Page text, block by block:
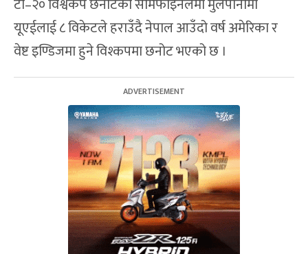
टी–२० विश्वकप छनोटको सेमिफाइनलमा मुलपानीमा
यूएईलाई ८ विकेटले हराउँदै नेपाल आउँदो वर्ष अमेरिका र
वेष्ट इण्डिजमा हुने विश्कपमा छनोट भएको छ ।